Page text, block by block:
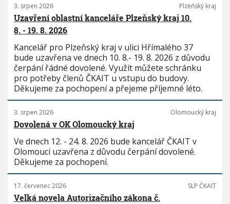
3. srpen 2026 Plzeňský kraj
Uzavření oblastní kanceláře Plzeňský kraj 10.
8. - 19. 8. 2026
Kancelář pro Plzeňský kraj v ulici Hřímalého 37
bude uzavřena ve dnech 10. 8.- 19. 8. 2026 z důvodu
čerpání řádné dovolené. Využít můžete schránku
pro potřeby členů ČKAIT u vstupu do budovy.
Děkujeme za pochopení a přejeme příjemné léto.
3. srpen 2026 Olomoucký kraj
Dovolená v OK Olomoucký kraj
Ve dnech 12. - 24. 8. 2026 bude kancelář ČKAIT v
Olomouci uzavřena z důvodu čerpání dovolené.
Děkujeme za pochopení.
17. červenec 2026 SLP ČKAIT
Velká novela Autorizačního zákona č.